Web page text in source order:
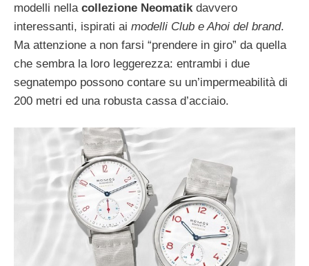
modelli nellacollezione Neomatikdavvero
interessanti, ispirati ai modelli Club e Ahoi del brand.
Ma attenzione a non farsi “prendere in giro” da quella
che sembra la loro leggerezza: entrambi i due
segnatempo possono contare su un’impermeabilità di
200 metri ed una robusta cassa d’acciaio.